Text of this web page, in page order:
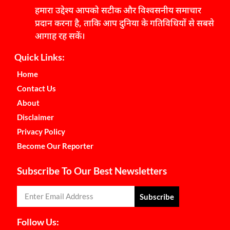
हमारा उद्देश्य आपको सटीक और विश्वसनीय समाचार
प्रदान करना है, ताकि आप दुनिया के गतिविधियों से सबसे
आगाह रह सकें।
Quick Links:
Home
Contact Us
About
Disclaimer
Privacy Policy
Become Our Reporter
Subscribe To Our Best Newsletters
Subscribe
Follow Us: